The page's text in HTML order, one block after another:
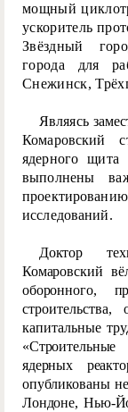
мощный
ускоритель
Звёздный
города для
Снежинск,
Являясь
Комаровский
ядерного
выполнены
исследований.
Доктор
Комаровский
оборонного,
капитальные т
ядерных
опубликованы
Лондоне, Нью-